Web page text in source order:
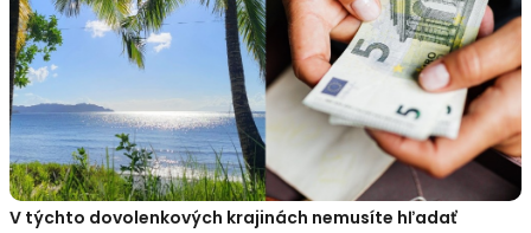
V týchto dovolenkových krajinách nemusíte hľadať